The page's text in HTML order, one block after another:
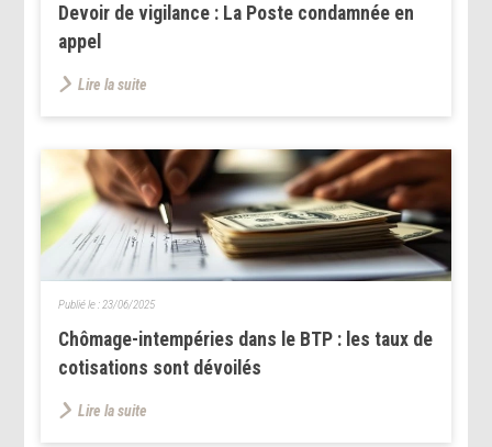
Devoir de vigilance : La Poste condamnée en
appel
Lire la suite
Chômage-intempéries dans le BTP : les taux de
cotisations sont dévoilés
Publié le : 23/06/2025
Lire la suite